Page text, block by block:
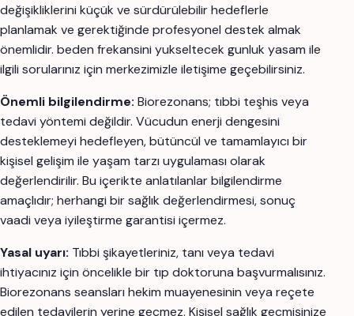
değişikliklerini küçük ve sürdürülebilir hedeflerle
planlamak ve gerektiğinde profesyonel destek almak
önemlidir. beden frekansini yukseltecek gunluk yasam ile
ilgili sorularınız için merkezimizle iletişime geçebilirsiniz.
Önemli bilgilendirme: Biorezonans; tıbbi teşhis veya
tedavi yöntemi değildir. Vücudun enerji dengesini
desteklemeyi hedefleyen, bütüncül ve tamamlayıcı bir
kişisel gelişim ile yaşam tarzı uygulaması olarak
değerlendirilir. Bu içerikte anlatılanlar bilgilendirme
amaçlıdır; herhangi bir sağlık değerlendirmesi, sonuç
vaadi veya iyileştirme garantisi içermez.
Yasal uyarı: Tıbbi şikayetleriniz, tanı veya tedavi
ihtiyacınız için öncelikle bir tıp doktoruna başvurmalısınız.
Biorezonans seansları hekim muayenesinin veya reçete
edilen tedavilerin yerine geçmez. Kişisel sağlık geçmişinize